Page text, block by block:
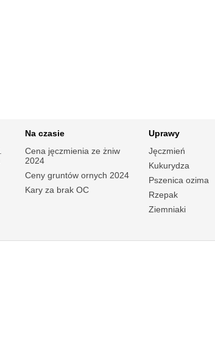
Na czasie
Cena jęczmienia ze żniw
2024
Ceny gruntów ornych 2024
Kary za brak OC
Uprawy
Jęczmień
Kukurydza
Pszenica ozima
Rzepak
Ziemniaki